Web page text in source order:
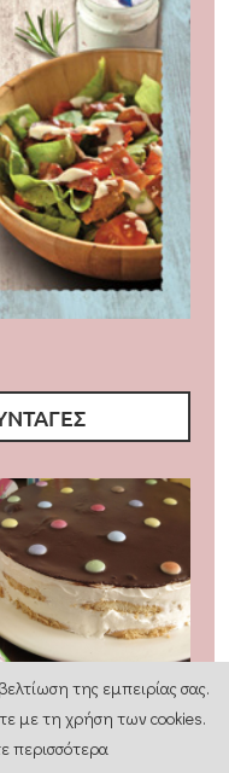
πιο εύκολη τούρτα
γενεθλίων
της εμπειρίας σας.
με τη χρήση των cookies.
περισσότερα